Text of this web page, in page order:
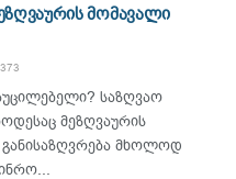
მომავალი
საზღვაო
მეზღვაურის
მხოლოდ